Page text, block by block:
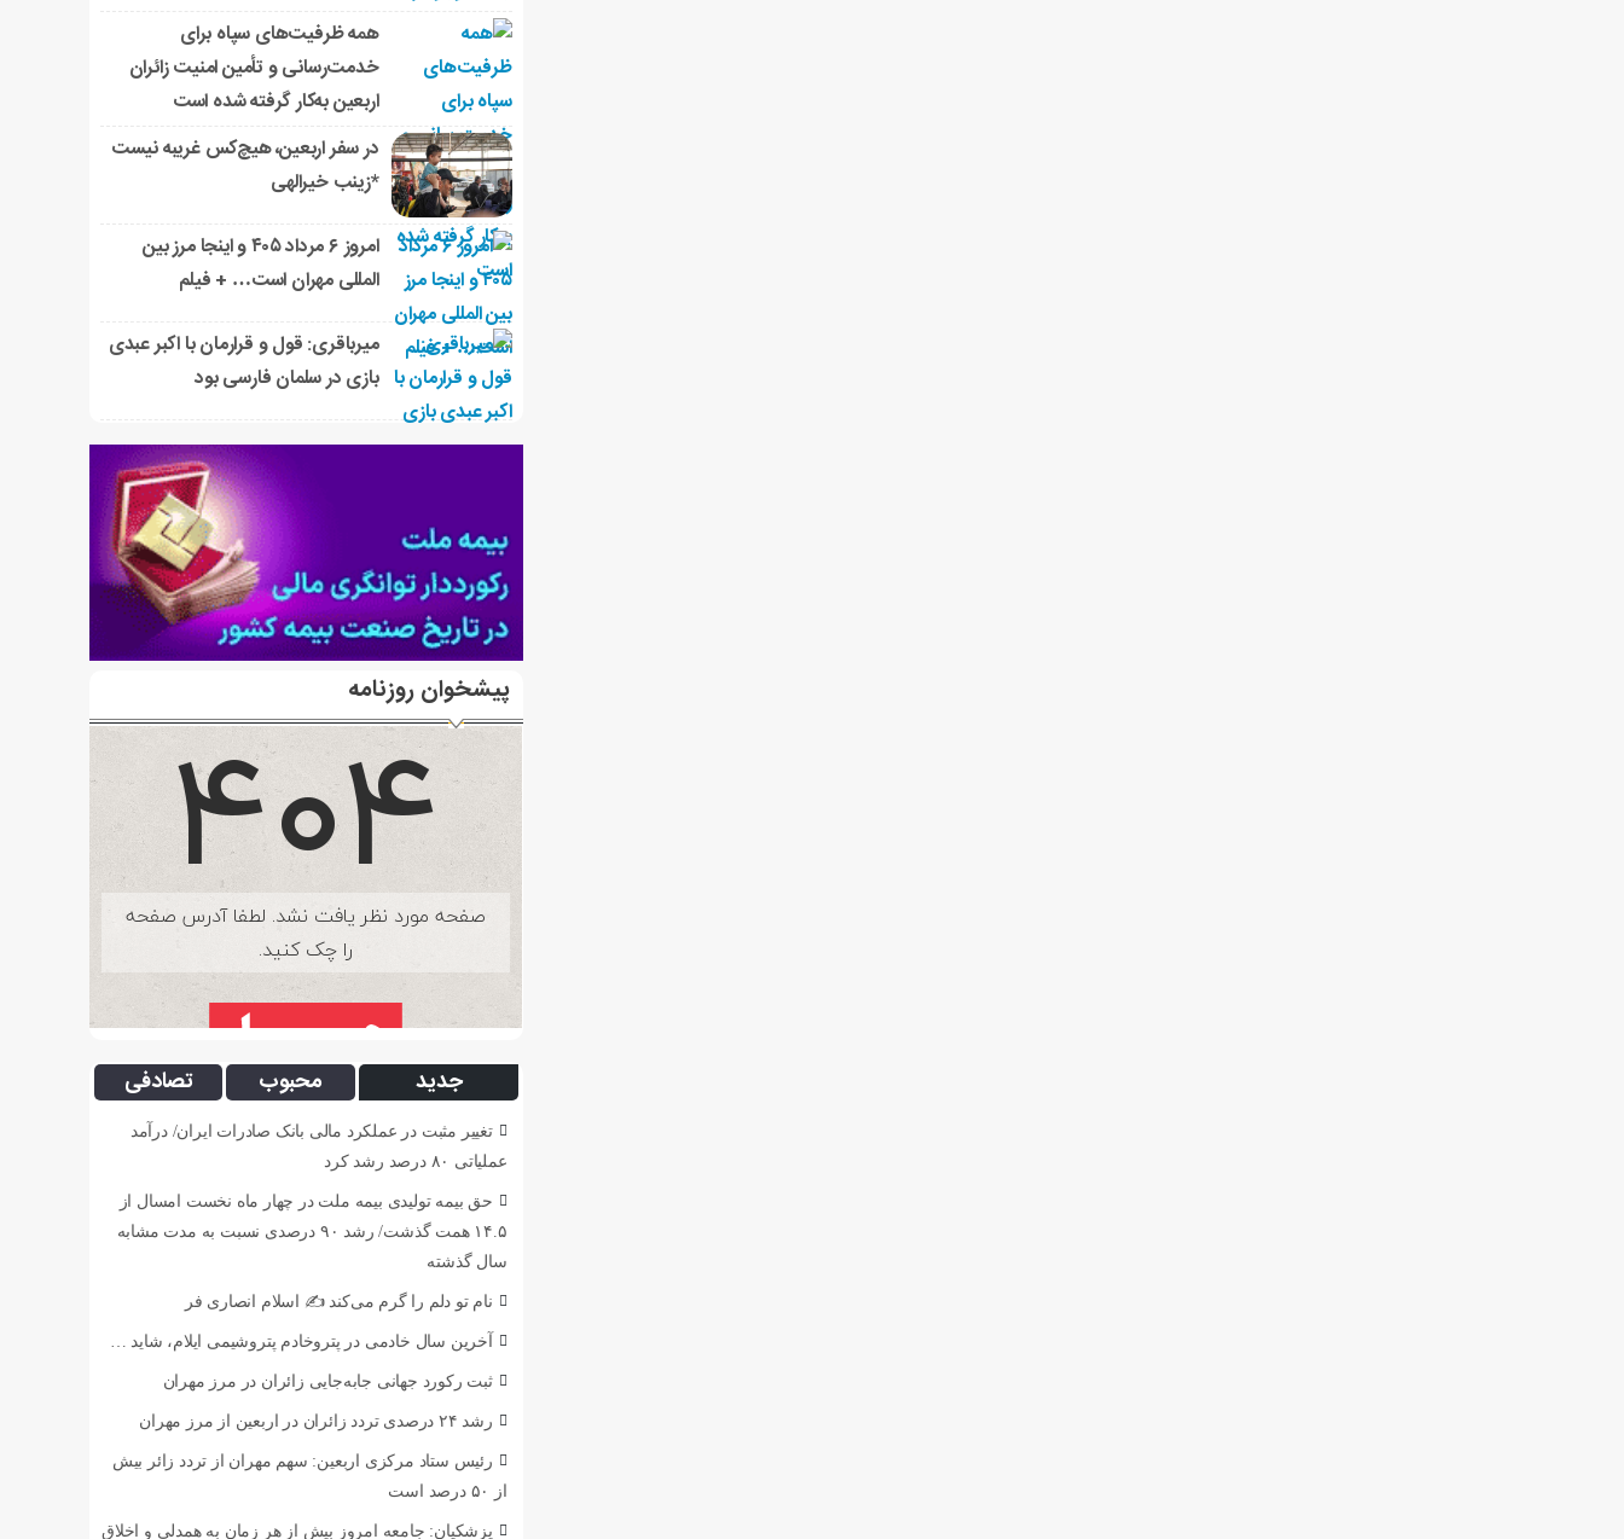
همه ظرفیت‌های سپاه برای
خدمت‌رسانی و تأمین امنیت زائران
اربعین به‌کار گرفته شده است
در سفر اربعین، هیچ‌کس غریبه نیست
*زینب خیرالهی
امروز ۶ مرداد ۴۰۵ و اینجا مرز بین
المللی مهران است… + فیلم
میرباقری: قول و قرارمان با اکبر عبدی
بازی در سلمان فارسی بود
پیشخوان روزنامه
جدید محبوب تصادفی
تغییر مثبت در عملکرد مالی بانک صادرات ایران/ درآمد
عملیاتی ۸۰ درصد رشد کرد
حق بیمه تولیدی بیمه ملت در چهار ماه نخست امسال از
۱۴.۵ همت گذشت/ رشد ۹۰ درصدی نسبت به مدت مشابه
سال گذشته
نام تو دلم را گرم می‌کند ✍️ اسلام انصاری فر
آخرین سال خادمی در پتروخادم پتروشیمی ایلام، شاید …
ثبت رکورد جهانی جابه‌جایی زائران در مرز مهران
رشد ۲۴ درصدی تردد زائران در اربعین از مرز مهران
رئیس ستاد مرکزی اربعین: سهم مهران از تردد زائر بیش
از ۵۰ درصد است
پزشکیان: جامعه امروز بیش از هر زمان به همدلی و اخلاق